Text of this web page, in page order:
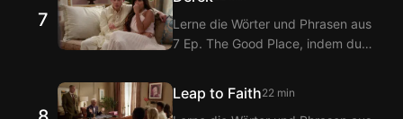
Langflix Erweiterungen ansiehst!
Mit der Doppeltitel-Funktion von
Langflix erhältst du
Ep. The Good Place.
7
Lerne die Wörter und Phrasen aus
7 Ep. The Good Place, indem du
Langflix Erweiterungen ansiehst!
Leap to Faith22 min